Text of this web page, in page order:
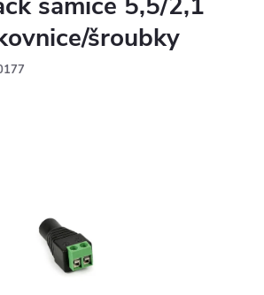
šroubky